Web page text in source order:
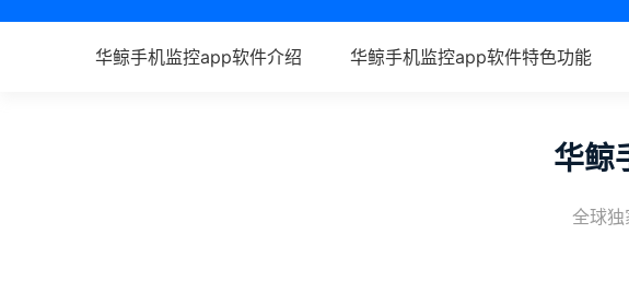
华鲸手机监控app软件介绍 华鲸手机监控app软件特色功能
华鲸
全球独